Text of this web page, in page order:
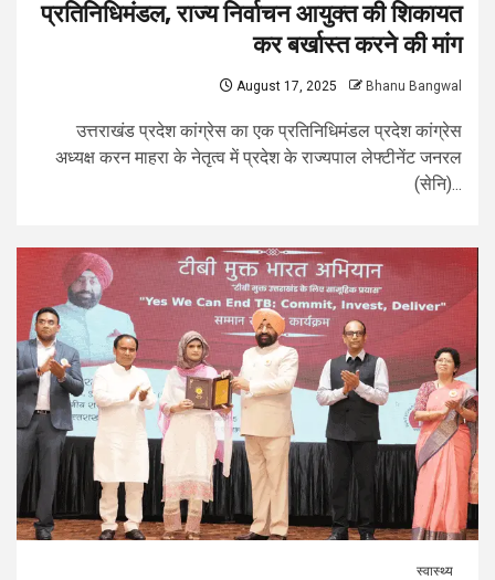
प्रतिनिधिमंडल, राज्य निर्वाचन आयुक्त की शिकायत
कर बर्खास्त करने की मांग
August 17, 2025 Bhanu Bangwal
उत्तराखंड प्रदेश कांग्रेस का एक प्रतिनिधिमंडल प्रदेश कांग्रेस
अध्यक्ष करन माहरा के नेतृत्व में प्रदेश के राज्यपाल लेफ्टीनेंट जनरल
(सेनि)...
स्वास्थ्य